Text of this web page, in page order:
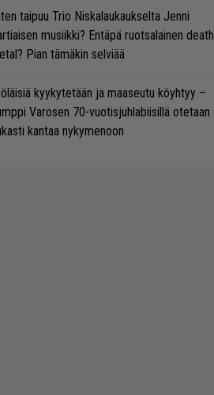
taipuu Trio Niskalaukaukselta Jenni
musiikki? Entäpä ruotsalainen death
Pian tämäkin selviää
kyykytetään ja maaseutu köyhtyy –
Varosen 70-vuotisjuhlabiisillä otetaan
kantaa nykymenoon